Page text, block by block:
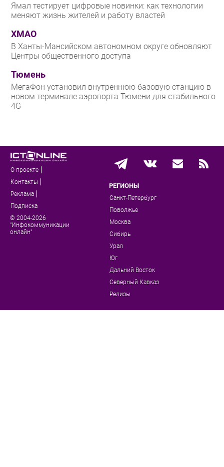
Ямал тестирует цифровые новинки: как технологии
меняют жизнь жителей и работу властей
ХМАО
В Ханты-Мансийском автономном округе обновляют
Центры общественного доступа
Тюмень
МегаФон установил внутреннюю базовую станцию в
новом терминале аэропорта Тюмени для стабильного
4G
О проекте
Контакты
Реклама
Подписка
© 2004-2026
"Инфокоммуникации
онлайн"
РЕГИОНЫ
Санкт-Петербург
Поволжье
Москва
Сибирь
Урал
Юг
Дальний Восток
Северный Кавказ
Релизы